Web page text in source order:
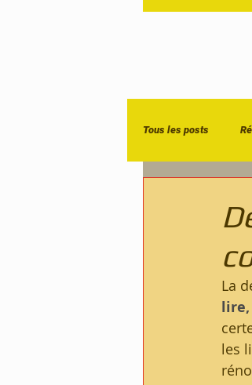
Tous les posts
La
les